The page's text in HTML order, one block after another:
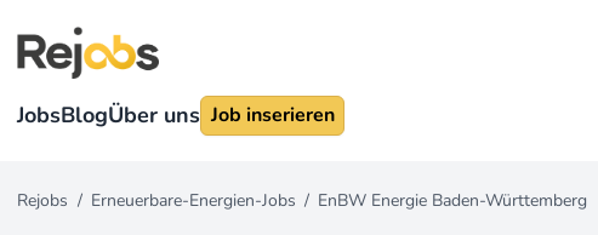
JobsBlogÜber uns Job inserieren
Rejobs / Erneuerbare-Energien-Jobs / EnBW Energie Baden-Württemberg